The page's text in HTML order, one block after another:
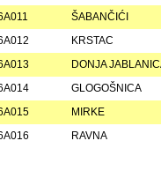
ŠABANČIĆI
KRSTAC
DONJA
GLOGOŠNICA
MIRKE
RAVNA